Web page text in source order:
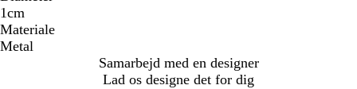
1cm
Materiale
Metal
Samarbejd med en designer
Lad os designe det for dig